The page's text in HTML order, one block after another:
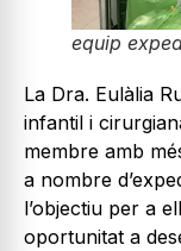
equip
La Dra. Eulàlia
infantil i
membre amb
a nombre
l’objectiu per a
oportunitat a